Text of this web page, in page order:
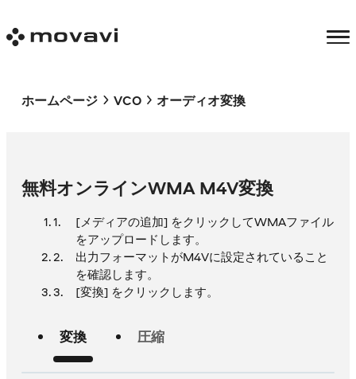
ホームページ VCO オーディオ変換
無料オンラインWMA M4V変換
[メディアの追加] をクリックしてWMAファイル
をアップロードします。
出力フォーマットがM4Vに設定されていること
を確認します。
[変換] をクリックします。
変換 圧縮